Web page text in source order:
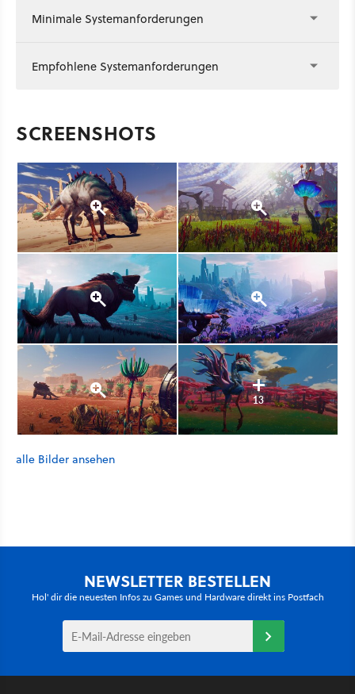
Minimale Systemanforderungen
Empfohlene Systemanforderungen
SCREENSHOTS
13
alle Bilder ansehen
NEWSLETTER BESTELLEN
Hol' dir die neuesten Infos zu Games und Hardware direkt ins Postfach